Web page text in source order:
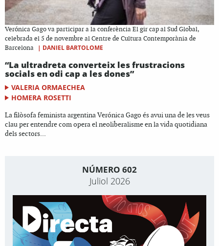
Verónica Gago va participar a la conferència El gir cap al Sud Global,
celebrada el 5 de novembre al Centre de Cultura Contemporània de
Barcelona
| DANIEL BARTOLOME
“La ultradreta converteix les frustracions
socials en odi cap a les dones”
VALERIA ORMAECHEA
HOMERA ROSETTI
La filòsofa feminista argentina Verónica Gago és avui una de les veus
clau per entendre com opera el neoliberalisme en la vida quotidiana
dels sectors...
NÚMERO 602
Juliol 2026